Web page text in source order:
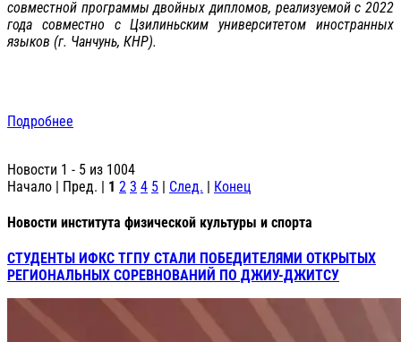
совместной программы двойных дипломов, реализуемой с 2022
года совместно с Цзилиньским университетом иностранных
языков (г. Чанчунь, КНР).
Подробнее
Новости 1 - 5 из 1004
Начало | Пред. | 1 2 3 4 5 | След. | Конец
Новости института физической культуры и спорта
СТУДЕНТЫ ИФКС ТГПУ СТАЛИ ПОБЕДИТЕЛЯМИ ОТКРЫТЫХ
РЕГИОНАЛЬНЫХ СОРЕВНОВАНИЙ ПО ДЖИУ-ДЖИТСУ